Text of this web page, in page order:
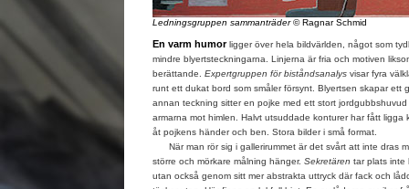
Ledningsgruppen sammanträder© Ragnar Schmid
En varm humorligger över hela bildvärlden, något som
mindre blyertsteckningarna. Linjerna är fria och motiven
berättande. Expertgruppen för biståndsanalysvisar fyra
runt ett dukat bord som småler försynt. Blyertsen skapar ett
annan teckning sitter en pojke med ett stort jordgubbshuvud
armarna mot himlen. Halvt utsuddade konturer har fått ligga
åt pojkens händer och ben. Stora bilder i små format.
När man rör sig i gallerirummet är det svårt att inte dras
större och mörkare målning hänger. Sekretären tar plats inte
utan också genom sitt mer abstrakta uttryck där fack och